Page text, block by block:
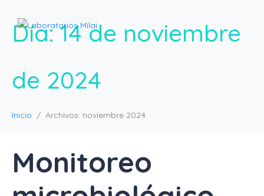
Día:14 de noviembre
de 2024
Inicio Archivos: noviembre 2024
Monitoreo